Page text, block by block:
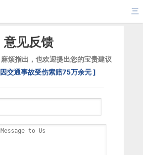
三
意见反馈
烦指出，也欢迎提出您的宝贵建议
交通事故受伤索赔75万余元 ]